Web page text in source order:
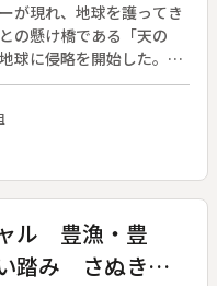
が現れ、地球を護ってき
の懸け橋である「天の
球に侵略を開始した。し
習い護星天使たちが、天
ターに天罰を下す。スー
０年２月１４日～２０１
。略奪と破壊を繰り返
破壊し、地球を侵略しよ
に来ていた見習い護星天
里香）、アグリ（浜尾京
小野健斗）の５人は種族
ル 豊漁・豊
踏み さぬき豊